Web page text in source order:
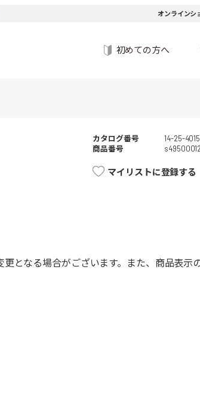
オンラインシ
初めての方へ
カタログ番号
14-25-
商品番号
マイリストに登録する
なる場合がございます。また、商品表示